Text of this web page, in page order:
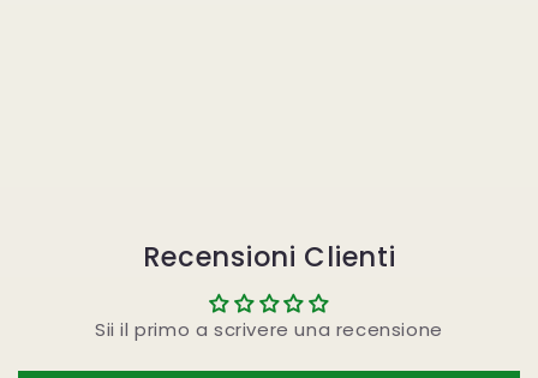
Recensioni Clienti
Sii il primo a scrivere una recensione